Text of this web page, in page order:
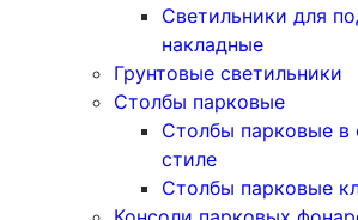
Светильники для
накладные
Грунтовые светильники
Столбы парковые
Столбы парковые в
стиле
Столбы парковые